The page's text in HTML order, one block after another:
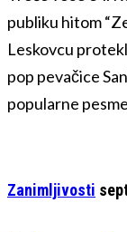
publiku hitom
Leskovcu
pop pevačice
popularne
Zanimljivosti